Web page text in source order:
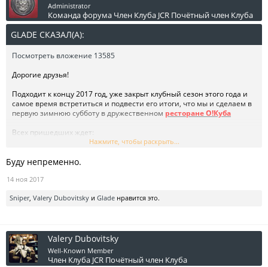
Administrator
Команда форума Член Клуба JCR Почётный член Клуба
GLADE СКАЗАЛ(А):
Посмотреть вложение 13585
Дорогие друзья!
Подходит к концу 2017 год, уже закрыт клубный сезон этого года и
самое время встретиться и подвести его итоги, что мы и сделаем в
первую зимнюю субботу в дружественном ресторане О!Куба
Всех пришедших ждет:
атмосфера летнего кубинского вечера
презентация третьего выпуска клубного журнала The JAG
презентация клубного календаря на 2018 год
презентация календаря мероприятий клуба и рассказ о
призы от партнера клуба -студии детейлинга ОБЛИК
ограничено!
ДАТА: 02.12.2017
ВРЕМЯ: 16.30
Нажмите, чтобы раскрыть...
Буду непременно.
14 ноя 2017
Sniper, Valery Dubovitsky и Glade нравится это.
Valery Dubovitsky
Well-Known Member
Член Клуба JCR Почётный член Клуба